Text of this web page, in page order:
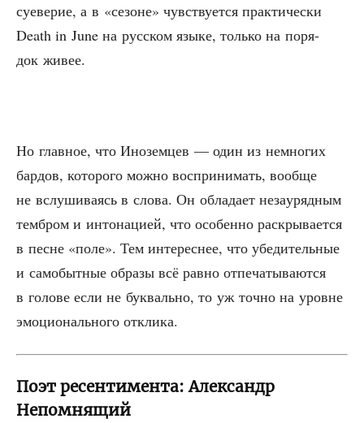
суе­ве­рие, а в «сезоне» чув­ству­ет­ся прак­ти­че­ски
Death in June на рус­ском язы­ке, толь­ко на поря­
док живее.
Но глав­ное, что Ино­зем­цев — один из немно­гих
бар­дов, кото­ро­го мож­но вос­при­ни­мать, вооб­ще
не вслу­ши­ва­ясь в сло­ва. Он обла­да­ет неза­у­ряд­ным
темб­ром и инто­на­ци­ей, что осо­бен­но рас­кры­ва­ет­ся
в песне «поле». Тем инте­рес­нее, что убе­ди­тель­ные
и само­быт­ные обра­зы всё рав­но отпе­ча­ты­ва­ют­ся
в голо­ве если не бук­валь­но, то уж точ­но на уровне
эмо­ци­о­наль­но­го отклика.
Поэт ресентимента: Александр
Непомнящий